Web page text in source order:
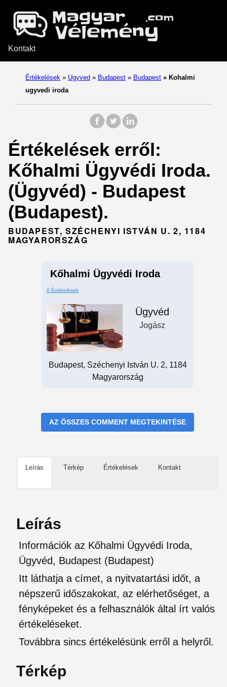
Kontakt
Értékelések » Ugyved » Budapest » Budapest » Kohalmi
ugyvedi iroda
Értékelések erről:
Kőhalmi Ügyvédi Iroda.
(Ügyvéd) - Budapest
(Budapest).
BUDAPEST, SZÉCHENYI ISTVÁN U. 2, 1184
MAGYARORSZÁG
Kőhalmi Ügyvédi Iroda
0 Értékelések
Ügyvéd
Jogász
Budapest, Széchenyi István U. 2, 1184
Magyarország
AZ ÖSSZES COMMENT MEGTEKINTÉSE
Leírás Térkép Értékelések Kontakt
Leírás
Információk az Kőhalmi Ügyvédi Iroda,
Ügyvéd, Budapest (Budapest)
Itt láthatja a címet, a nyitvatartási időt, a
népszerű időszakokat, az elérhetőséget, a
fényképeket és a felhasználók által írt valós
értékeléseket.
Továbbra sincs értékelésünk erről a helyről.
Térkép